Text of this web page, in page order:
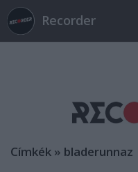
Recorder
Címkék » bladerunnaz